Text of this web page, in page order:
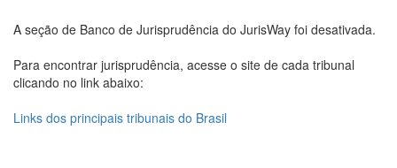
A seção de Banco de Jurisprudência do JurisWay foi desativada.
Para encontrar jurisprudência, acesse o site de cada tribunal
clicando no link abaixo:
Links dos principais tribunais do Brasil